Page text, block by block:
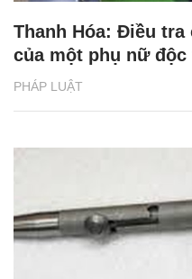
PHÁP LUẬT
Thanh Hóa: Điều
của một phụ nữ